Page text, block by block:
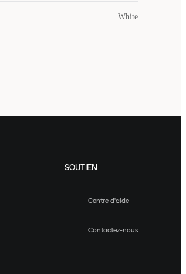
White
SOUTIEN
Centre d'aide
Contactez-nous